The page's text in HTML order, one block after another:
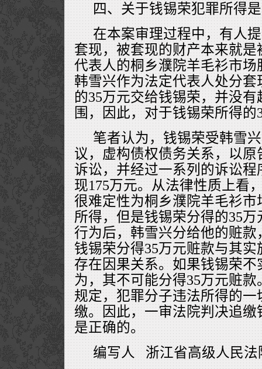
四、关于钱锡荣犯罪所得
在本案审理过程中，有人
套现，被套现的财产本来就
代表人的桐乡濮院羊毛衫市
韩雪兴作为法定代表人处分
的35万元交给钱锡荣，并没
围，因此，对于钱锡荣所得的
笔者认为，钱锡荣受韩雪
议，虚构债权债务关系，以
诉讼，并经过一系列的诉讼
现175万元。从法律性质上看
很难定性为桐乡濮院羊毛衫
所得，但是钱锡荣分得的35
行为后，韩雪兴分给他的赃
钱锡荣分得35万元赃款与其
存在因果关系。如果钱锡荣
为，其不可能分得35万元赃
规定，犯罪分子违法所得的
缴。因此，一审法院判决追缴
是正确的。
编写人 浙江省高级人民